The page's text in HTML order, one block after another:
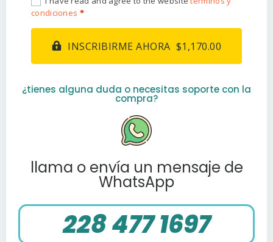
condiciones *
INSCRIBIRME AHORA $1,170.00
¿tienes alguna duda o necesitas soporte con la
compra?
llama o envía un mensaje de
WhatsApp
228 477 1697